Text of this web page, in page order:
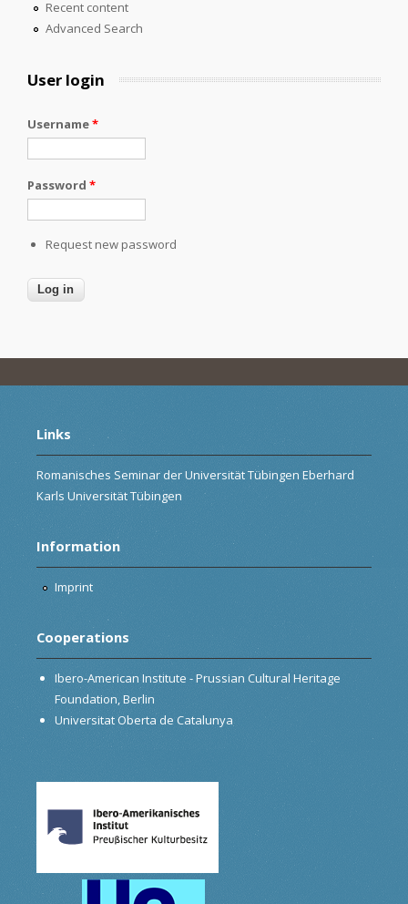
Recent content
Advanced Search
User login
Username*
Password *
Request new password
Links
Romanisches Seminar der Universität Tübingen Eberhard
Karls Universität Tübingen
Information
Imprint
Cooperations
Ibero-American Institute - Prussian Cultural Heritage
Foundation, Berlin
Universitat Oberta de Catalunya